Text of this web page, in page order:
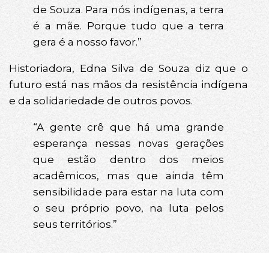
de Souza. Para nós indígenas, a terra
é a mãe. Porque tudo que a terra
gera é a nosso favor.”
Historiadora, Edna Silva de Souza diz que o
futuro está nas mãos da resistência indígena
e da solidariedade de outros povos.
“A gente crê que há uma grande
esperança nessas novas gerações
que estão dentro dos meios
acadêmicos, mas que ainda têm
sensibilidade para estar na luta com
o seu próprio povo, na luta pelos
seus territórios.”